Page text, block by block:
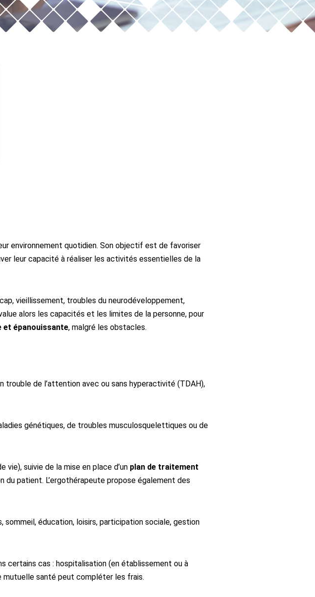
environnement quotidien. Son objectif est de favoriser
leur capacité à réaliser les activités essentielles de la
vieillissement, troubles du neurodéveloppement,
alors les capacités et les limites de la personne, pour
épanouissante, malgré les obstacles.
trouble de l’attention avec ou sans hyperactivité (TDAH),
génétiques, de troubles musculosquelettiques ou de
suivie de la mise en place d’un plan de traitement
patient. L’ergothérapeute propose également des
sommeil, éducation, loisirs, participation sociale, gestion
certains cas : hospitalisation (en établissement ou à
mutuelle santé peut compléter les frais.